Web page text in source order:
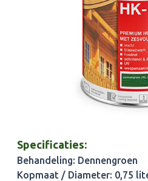
Specificaties:
Behandeling: Dennengroen
Kopmaat / Diameter: 0,75